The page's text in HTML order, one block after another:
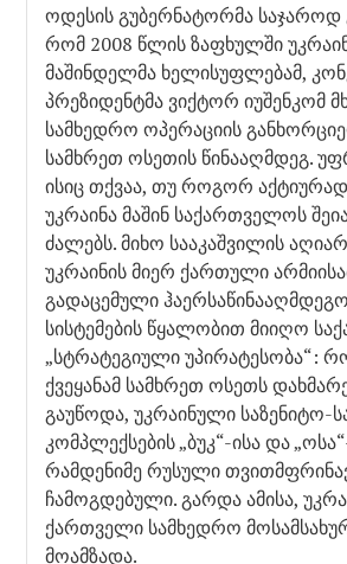
ოდესის გუბერნატორმა საჯაროდ
რომ 2008 წლის ზაფხულში
მაშინდელმა ხელისუფლებამ,
პრეზიდენტმა ვიქტორ იუშენკომ
სამხედრო ოპერაციის
სამხრეთ ოსეთის წინააღმდეგ.
ისიც თქვაა, თუ როგორ
უკრაინა მაშინ საქართველოს
ძალებს. მიხო სააკაშვილის
უკრაინის მიერ ქართული
გადაცემული
სისტემების წყალობით მიიღო
„სტრატეგიული უპირატესობა“:
ქვეყანამ სამხრეთ ოსეთს
გაუწოდა, უკრაინული საზენიტო-
კომპლექსების „ბუკ“-ისა და
რამდენიმე რუსული
ჩამოგდებული. გარდა ამისა,
ქართველი სამხედრო
მოამზადა.